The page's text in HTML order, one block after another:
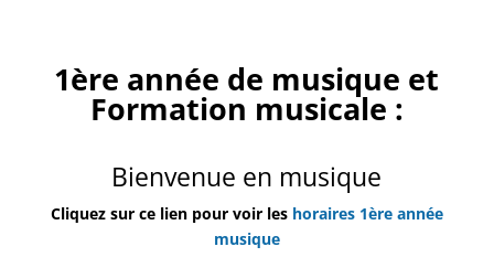
1ère année de musique et
Formation musicale :
Bienvenue en musique
Cliquez sur ce lien pour voir leshoraires 1ère année
musique